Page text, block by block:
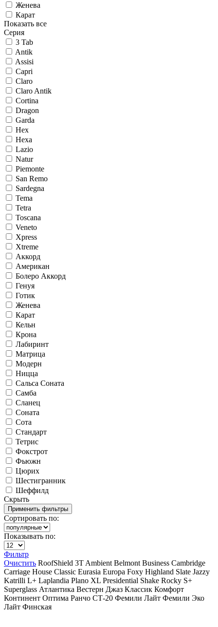
Женева
Карат
Показать все
Серия
3 Tab
Antik
Assisi
Capri
Claro
Claro Antik
Cortina
Dragon
Garda
Hex
Hexa
Lazio
Natur
Piemonte
San Remo
Sardegna
Tema
Tetra
Toscana
Veneto
Xpress
Xtreme
Аккорд
Американ
Болеро Аккорд
Генуя
Готик
Женева
Карат
Кельн
Крона
Лабиринт
Матрица
Модерн
Ницца
Сальса Соната
Самба
Сланец
Соната
Сота
Стандарт
Тетрис
Фокстрот
Фьюжн
Цюрих
Шестигранник
Шеффилд
Скрыть
Сортировать по:
Показывать по:
Фильтр
Очистить RoofShield 3T Ambient Belmont Business Cambridge
Carriage House Classic Eurasia Europa Foxy Highland Slate Jazzy
Katrilli L+ Laplandia Plano XL Presidential Shake Rocky S+
Superglass Атлантика Вестерн Джаз Классик Комфорт
Континент Оптима Ранчо СТ-20 Фемили Лайт Фемили Эко
Лайт Финская